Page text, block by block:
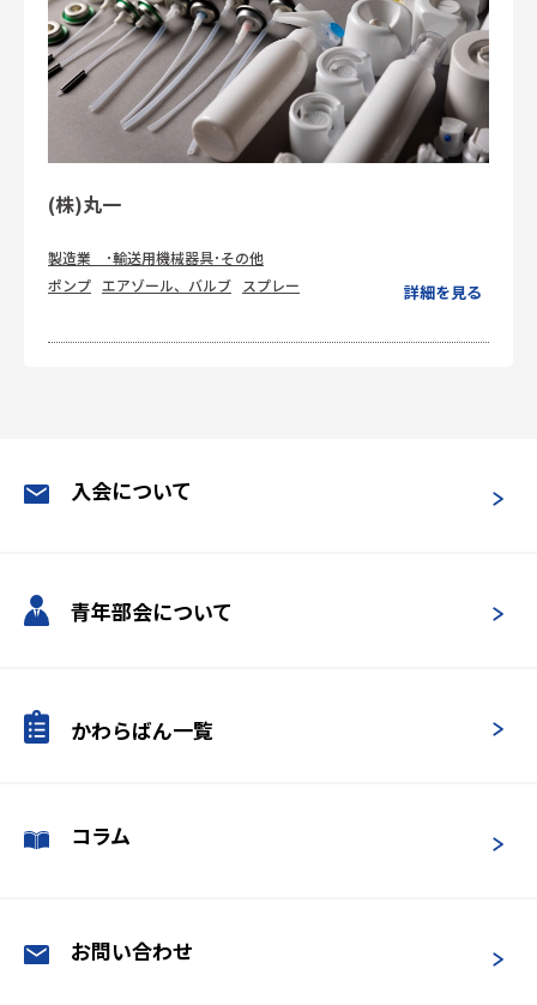
入会について
青年部会について
かわらばん一覧
コラム
お問い合わせ
(株)丸一
製造業 ･輸送用機械器具･その他
ポンプ エアゾール、バルブ スプレー 詳細を見る